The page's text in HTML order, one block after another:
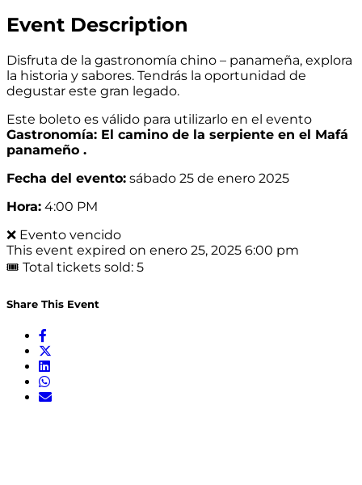
Event Description
Disfruta de la gastronomía chino – panameña, explora
la historia y sabores. Tendrás la oportunidad de
degustar este gran legado.
Este boleto es válido para utilizarlo en el evento
Gastronomía: El camino de la serpiente en el Mafá
panameño .
Fecha del evento: sábado 25 de enero 2025
Hora: 4:00 PM
❌ Evento vencido
This event expired on enero 25, 2025 6:00 pm
🎟 Total tickets sold: 5
Share This Event